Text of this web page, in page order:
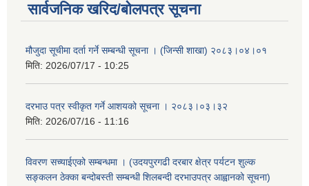
सार्वजनिक खरिद/बोलपत्र सूचना
मौजुदा सूचीमा दर्ता गर्ने सम्बन्धी सूचना । (जिन्सी शाखा) २०८३।०४।०१
मिति: 2026/07/17 - 10:25
दरभाउ पत्र स्वीकृत गर्ने आशयको सूचना । २०८३।०३।३२
मिति: 2026/07/16 - 11:16
विवरण सच्याईएको सम्बन्धमा । (उदयपुरगढी दरबार क्षेत्र पर्यटन शुल्क
सङ्कलन ठेक्का बन्दोबस्ती सम्बन्धी शिलबन्दी दरभाउपत्र आह्वानको सूचना)